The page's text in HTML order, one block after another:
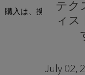
テク
ィス
July 02,